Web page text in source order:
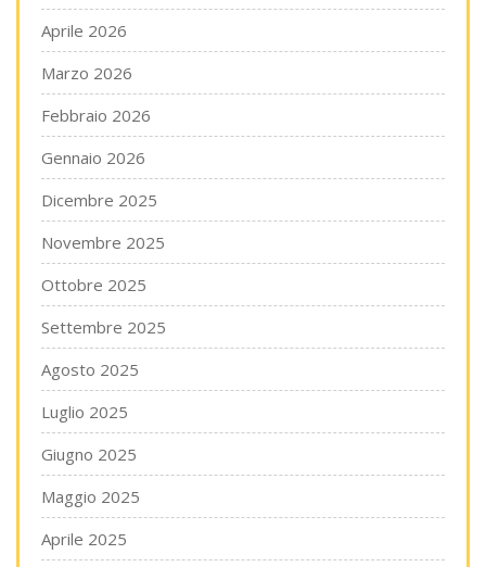
Aprile 2026
Marzo 2026
Febbraio 2026
Gennaio 2026
Dicembre 2025
Novembre 2025
Ottobre 2025
Settembre 2025
Agosto 2025
Luglio 2025
Giugno 2025
Maggio 2025
Aprile 2025